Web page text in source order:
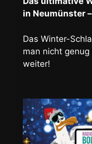
in Neumünster
Das Winter-
man nicht
weiter!